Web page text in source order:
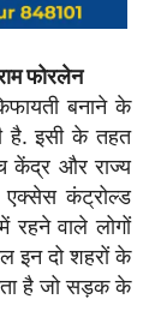
फोरलेन
बनाने के
है. इसी के तहत
केंद्र और राज्य
कंट्रोल्ड
रहने वाले लोगों
इन दो शहरों के
है जो सड़क के